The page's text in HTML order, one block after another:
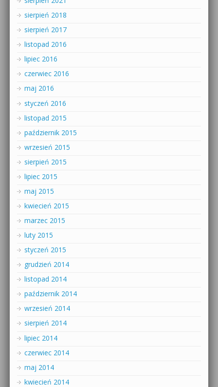
sierpień 2018
sierpień 2017
listopad 2016
lipiec 2016
czerwiec 2016
maj 2016
styczeń 2016
listopad 2015
październik 2015
wrzesień 2015
sierpień 2015
lipiec 2015
maj 2015
kwiecień 2015
marzec 2015
luty 2015
styczeń 2015
grudzień 2014
listopad 2014
październik 2014
wrzesień 2014
sierpień 2014
lipiec 2014
czerwiec 2014
maj 2014
kwiecień 2014